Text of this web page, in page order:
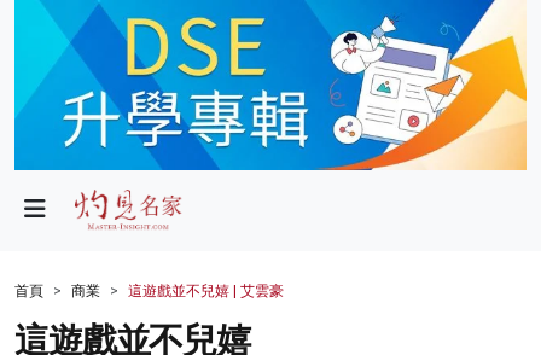
政局
財經
生活
首頁 商業 這遊戲並不兒嬉 | 艾雲豪
這遊戲並不兒嬉